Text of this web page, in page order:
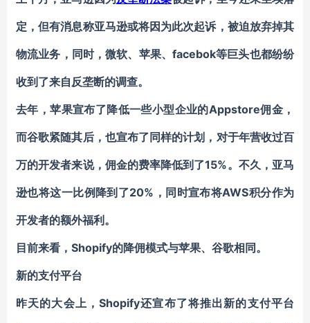
定，但有消息称亚马逊或将因为此次起诉，被迫放弃掉其
物流业务，同时，微软、苹果、facebok等巨头也都纷纷
收到了来自反垄断的调查。
去年，苹果宣布了降低一些小型企业的Appstore佣金，
而谷歌紧随其后，也宣布了同样的计划，对于年营收过百
万的开发者来说，佣金的费率降低到了15%。不久，亚马
逊也将这一比例降到了20%，同时宣布将AWS积分作为
开发者的额外福利。
目前来看，Shopify的降佣模式与苹果、谷歌相同。
新的支付平台
昨天的大会上，Shopify还宣布了将推出新的支付平台